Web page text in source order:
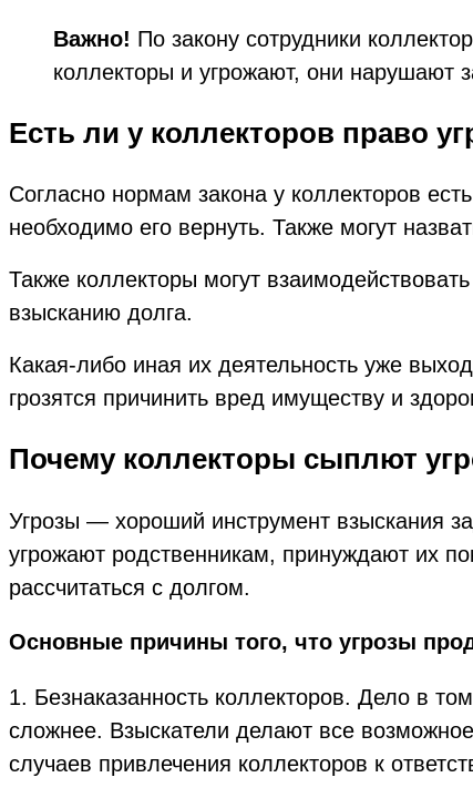
Важно! По закону сотрудники
коллекторы и угрожают, они нарушают
Есть ли у коллекторов право
Согласно нормам закона у коллекторов
необходимо его вернуть. Также могут
Также коллекторы могут
взысканию долга.
Какая-либо иная их деятельность уже
грозятся причинить вред имуществу и
Почему коллекторы сыплют
Угрозы — хороший инструмент взыскания
угрожают родственникам, принуждают их
рассчитаться с долгом.
Основные причины того, что угрозы
1. Безнаказанность коллекторов. Дело в
сложнее. Взыскатели делают все
случаев привлечения коллекторов к